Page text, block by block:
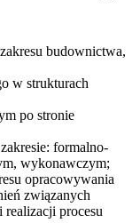
budownictwa,
w strukturach
po stronie
formalno-
wykonawczym;
opracowywania
związanych
procesu